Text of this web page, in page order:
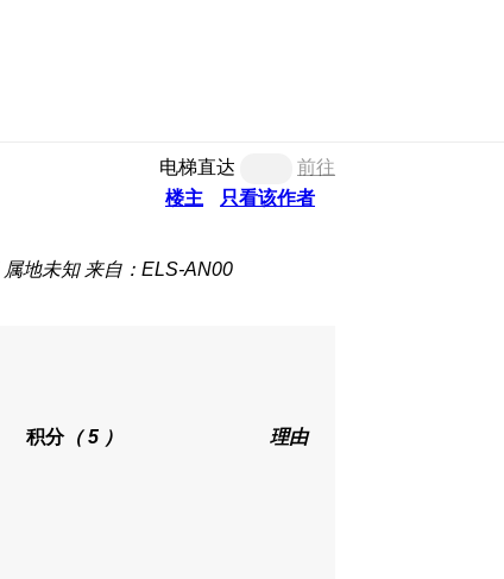
电梯直达
前往
楼主
只看该作者
属地未知 来自：ELS-AN00
积分（ 5 ） 理由